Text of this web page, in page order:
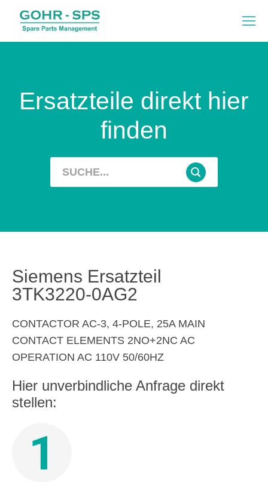
Ersatzteile direkt hier
finden
Siemens Ersatzteil
3TK3220-0AG2
CONTACTOR AC-3, 4-POLE, 25A MAIN
CONTACT ELEMENTS 2NO+2NC AC
OPERATION AC 110V 50/60HZ
Hier unverbindliche Anfrage direkt
stellen:
1